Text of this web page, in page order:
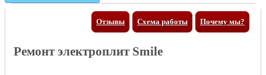
Отзывы Почему мы?
Схема работы
Ремонт электроплит Smile